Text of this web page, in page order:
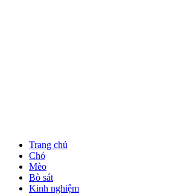
Trang chủ
Chó
Mèo
Bò sát
Kinh nghiệm